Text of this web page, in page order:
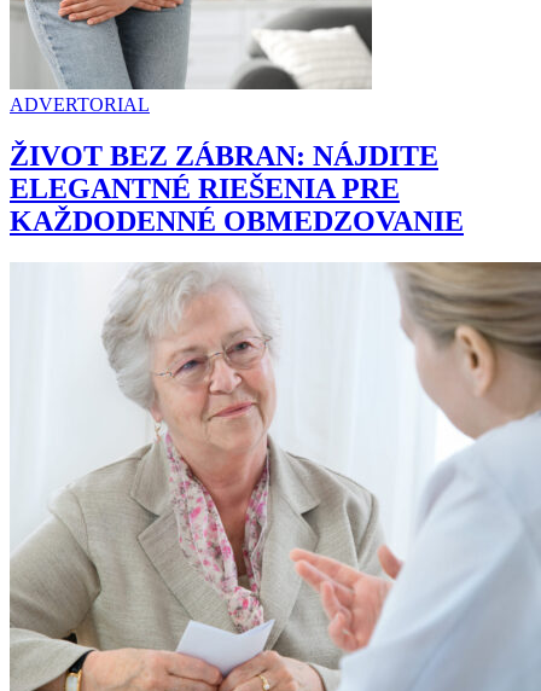
ADVERTORIAL
ŽIVOT BEZ ZÁBRAN: NÁJDITE
ELEGANTNÉ RIEŠENIA PRE
KAŽDODENNÉ OBMEDZOVANIE